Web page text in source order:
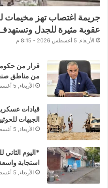
جريمة اغتصاب تهز مخيمات
عقوبة مثيرة للجدل
الأربعاء, 5 أغسطس 2026 - 8:15 م
قرار من
من مناطق
الأربعاء, 5 أغسطس 2026 - 8:00 م
قيادات
الجبهات
الأربعاء, 5 أغسطس 2026 - 7:45 م
*اليوم
استجابة
الأربعاء, 5 أغسطس 2026 - 7:30 م